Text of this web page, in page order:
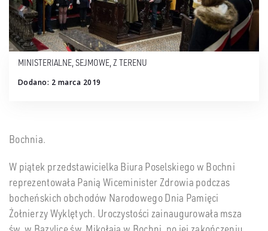
MINISTERIALNE, SEJMOWE, Z TERENU
Dodano: 2 marca 2019
Bochnia.
W piątek przedstawicielka Biura Poselskiego w Bochni
reprezentowała Panią Wiceminister Zdrowia podczas
bocheńskich obchodów Narodowego Dnia Pamięci
Żołnierzy Wyklętych. Uroczystości zainaugurowała msza